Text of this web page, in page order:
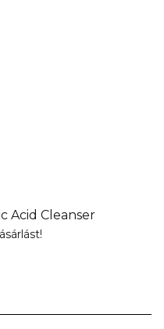
Acid Cleanser